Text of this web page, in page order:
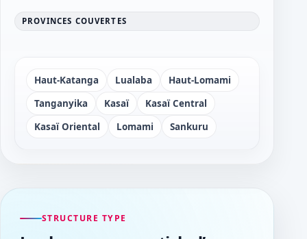
PROVINCES COUVERTES
Haut-Katanga Lualaba
Haut-Lomami
Tanganyika
Kasaï
Kasaï Central
Kasaï Oriental
Lomami Sankuru
STRUCTURE TYPE